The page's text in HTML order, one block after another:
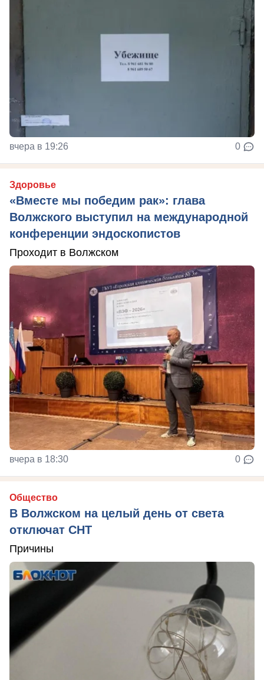
вчера в 19:26 0
Здоровье
«Вместе мы победим рак»: глава
Волжского выступил на международной
конференции эндоскопистов
Проходит в Волжском
вчера в 18:30 0
Общество
В Волжском на целый день от света
отключат СНТ
Причины